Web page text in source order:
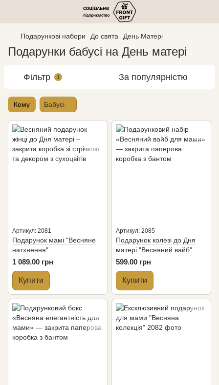
Подарункові набори До свята День Матері
Подарунки бабусі на День матері
Фільтр 1 За популярністю
Кому Бабусі
Артикул: 2081
Подарунок мамі "Весняне
натхнення"
1 089.00 грн
Купити
Артикул: 2085
Подарунок колезі до Дня
матері "Весняний вайб"
599.00 грн
Купити